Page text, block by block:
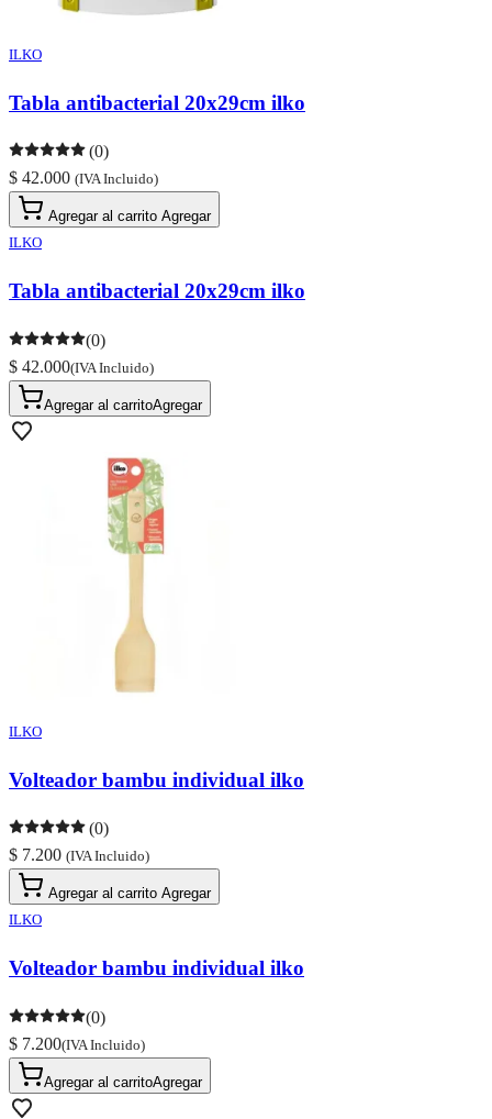
ILKO
Tabla antibacterial 20x29cm ilko
(0)
$ 42.000 (IVA Incluido)
Agregar al carrito Agregar
ILKO
Tabla antibacterial 20x29cm ilko
(0)
$ 42.000(IVA Incluido)
Agregar al carritoAgregar
ILKO
Volteador bambu individual ilko
(0)
$ 7.200 (IVA Incluido)
Agregar al carrito Agregar
ILKO
Volteador bambu individual ilko
(0)
$ 7.200(IVA Incluido)
Agregar al carritoAgregar